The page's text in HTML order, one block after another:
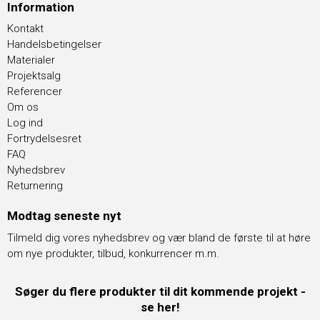
Information
Kontakt
Handelsbetingelser
Materialer
Projektsalg
Referencer
Om os
Log ind
Fortrydelsesret
FAQ
Nyhedsbrev
Returnering
Modtag seneste nyt
Tilmeld dig vores nyhedsbrev og vær bland de første til at høre
om nye produkter, tilbud, konkurrencer m.m.
Søger du flere produkter til dit kommende projekt -
se her!